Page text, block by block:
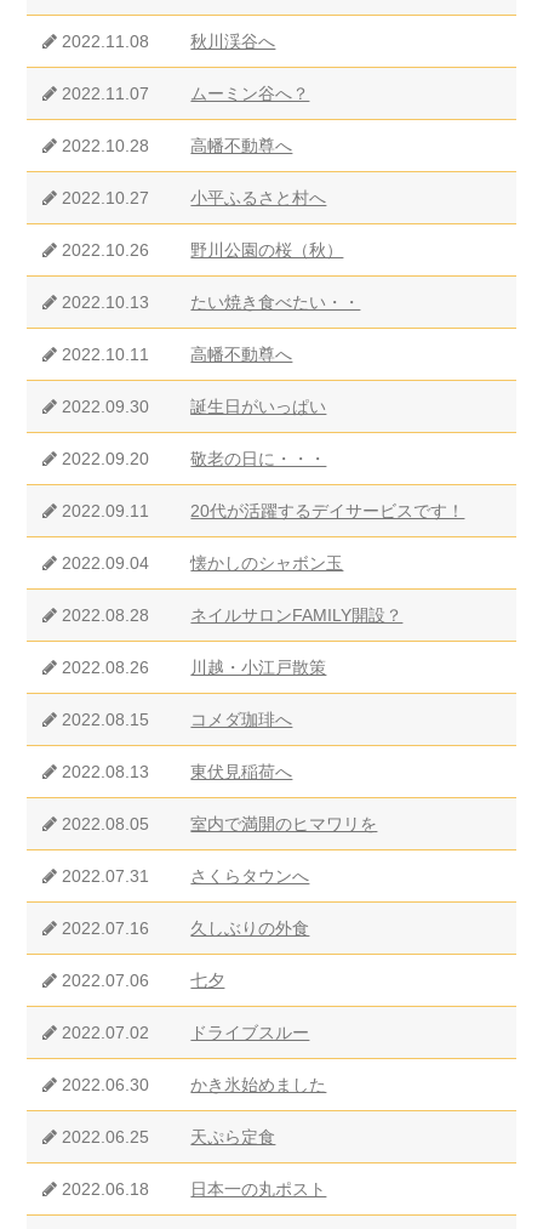
2022.11.08 秋川渓谷へ
2022.11.07 ムーミン谷へ？
2022.10.28 高幡不動尊へ
2022.10.27 小平ふるさと村へ
2022.10.26 野川公園の桜（秋）
2022.10.13 たい焼き食べたい・・
2022.10.11 高幡不動尊へ
2022.09.30 誕生日がいっぱい
2022.09.20 敬老の日に・・・
2022.09.11 20代が活躍するデイサービスです！
2022.09.04 懐かしのシャボン玉
2022.08.28 ネイルサロンFAMILY開設？
2022.08.26 川越・小江戸散策
2022.08.15 コメダ珈琲へ
2022.08.13 東伏見稲荷へ
2022.08.05 室内で満開のヒマワリを
2022.07.31 さくらタウンへ
2022.07.16 久しぶりの外食
2022.07.06 七夕
2022.07.02 ドライブスルー
2022.06.30 かき氷始めました
2022.06.25 天ぷら定食
2022.06.18 日本一の丸ポスト